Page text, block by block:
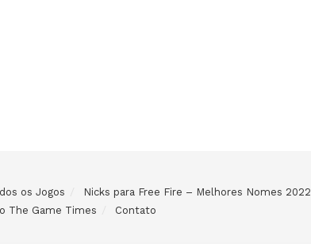
os Jogos Nicks para Free Fire – Melhores Nomes 2022
The Game Times
Contato